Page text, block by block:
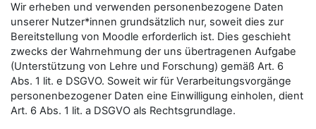
Wir erheben und verwenden personenbezogene Daten
unserer Nutzer*innen grundsätzlich nur, soweit dies zur
Bereitstellung von Moodle erforderlich ist. Dies geschieht
zwecks der Wahrnehmung der uns übertragenen Aufgabe
(Unterstützung von Lehre und Forschung) gemäß Art. 6
Abs. 1 lit. e DSGVO. Soweit wir für Verarbeitungsvorgänge
personenbezogener Daten eine Einwilligung einholen, dient
Art. 6 Abs. 1 lit. a DSGVO als Rechtsgrundlage.